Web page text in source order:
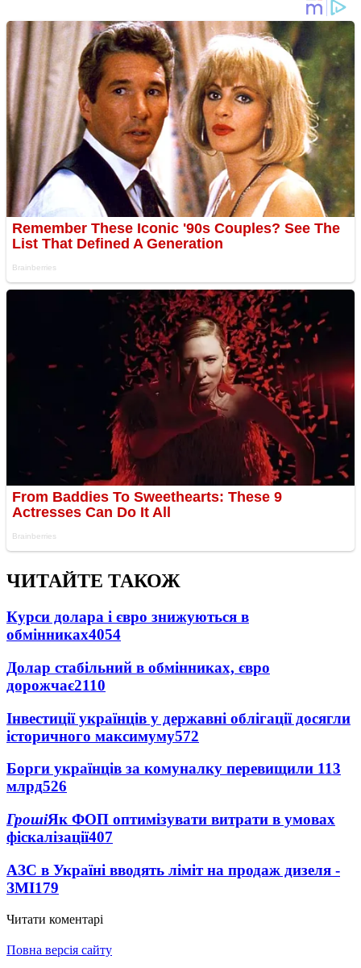
ЧИТАЙТЕ ТАКОЖ
Курси долара і євро знижуються в
обмінниках4054
Долар стабільний в обмінниках, євро
дорожчає2110
Інвестиції українців у державні облігації досягли
історичного максимуму572
Борги українців за комуналку перевищили 113
млрд526
ГрошіЯк ФОП оптимізувати витрати в умовах
фіскалізації407
АЗС в Україні вводять ліміт на продаж дизеля -
ЗМІ179
Читати коментарі
Повна версія сайту